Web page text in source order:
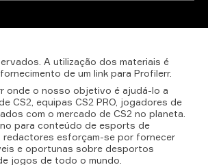
A utilização dos materiais é
fornecimento de um link para Profilerr.
onde o nosso objetivo é ajudá-lo a
CS2, equipas CS2 PRO, jogadores de
com o mercado de CS2 no planeta.
para conteúdo de esports de
redactores esforçam-se por fornecer
e oportunas sobre desportos
jogos de todo o mundo.